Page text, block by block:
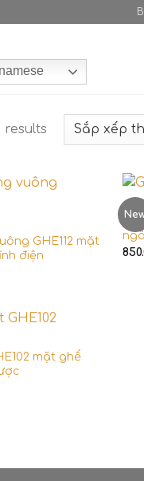
results
GHE112 mặt
điện
mặt ghế